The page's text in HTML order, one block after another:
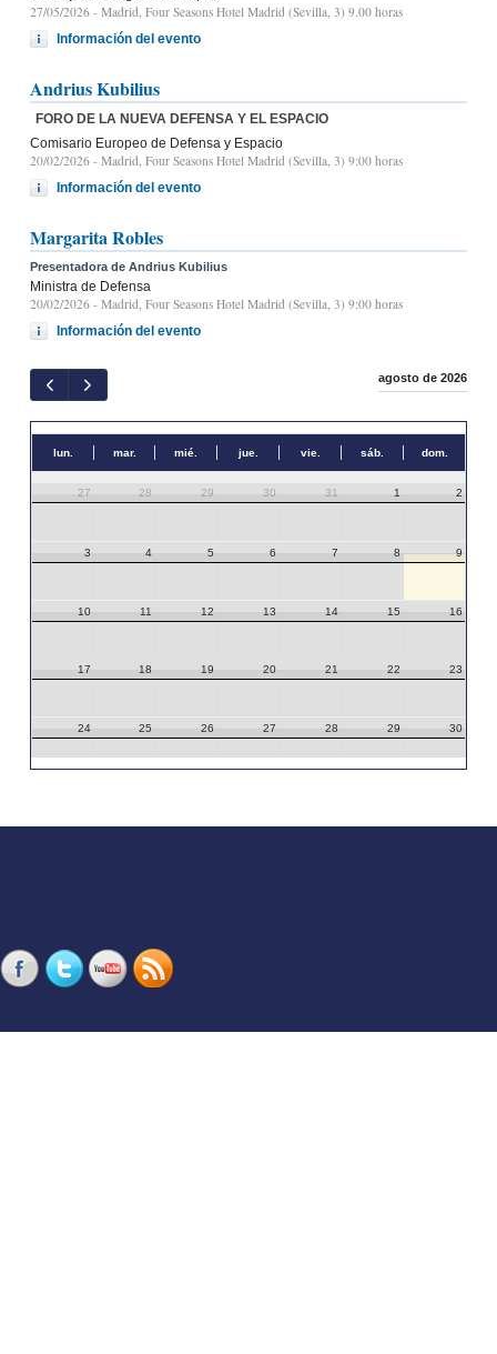
27/05/2026 - Madrid, Four Seasons Hotel Madrid (Sevilla, 3) 9.00 horas
Información del evento
Andrius Kubilius
FORO DE LA NUEVA DEFENSA Y EL ESPACIO
Comisario Europeo de Defensa y Espacio
20/02/2026 - Madrid, Four Seasons Hotel Madrid (Sevilla, 3) 9:00 horas
Información del evento
Margarita Robles
Presentadora de Andrius Kubilius
Ministra de Defensa
20/02/2026 - Madrid, Four Seasons Hotel Madrid (Sevilla, 3) 9:00 horas
Información del evento
agosto de 2026
lun. mar. mié. jue. vie. sáb. dom.
27 28 29 30 31 1 2
3 4 5 6 7 8 9
10 11 12 13 14 15 16
17 18 19 20 21 22 23
24 25 26 27 28 29 30